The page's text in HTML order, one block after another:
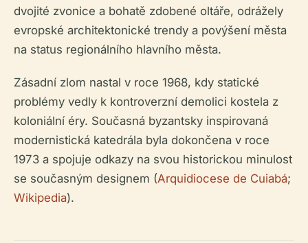
dvojité zvonice a bohatě zdobené oltáře, odrážely
evropské architektonické trendy a povýšení města
na status regionálního hlavního města.
Zásadní zlom nastal v roce 1968, kdy statické
problémy vedly k kontroverzní demolici kostela z
koloniální éry. Současná byzantsky inspirovaná
modernistická katedrála byla dokončena v roce
1973 a spojuje odkazy na svou historickou minulost
se současným designem (Arquidiocese de Cuiabá;
Wikipedia).